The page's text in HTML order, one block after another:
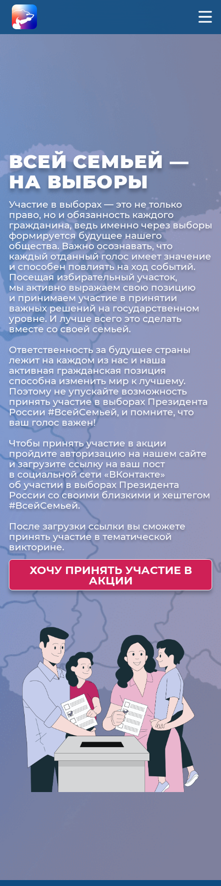
ВСЕЙ СЕМЬЕЙ —
НА ВЫБОРЫ
Участие в выборах — это не только
право, но и обязанность каждого
гражданина, ведь именно через выборы
формируется будущее нашего
общества. Важно осознавать, что
каждый отданный голос имеет значение
и способен повлиять на ход событий.
Посещая избирательный участок,
мы активно выражаем свою позицию
и принимаем участие в принятии
важных решений на государственном
уровне. И лучше всего это сделать
вместе со своей семьей.
Ответственность за будущее страны
лежит на каждом из нас и наша
активная гражданская позиция
способна изменить мир к лучшему.
Поэтому не упускайте возможность
принять участие в выборах Президента
России #ВсейСемьей, и помните, что
ваш голос важен!
Чтобы принять участие в акции
пройдите авторизацию на нашем сайте
и загрузите ссылку на ваш пост
в социальной сети «ВКонтакте»
об участии в выборах Президента
России со своими близкими и хештегом
#ВсейСемьей.
После загрузки ссылки вы сможете
принять участие в тематической
викторине.
ХОЧУ ПРИНЯТЬ УЧАСТИЕ В
АКЦИИ